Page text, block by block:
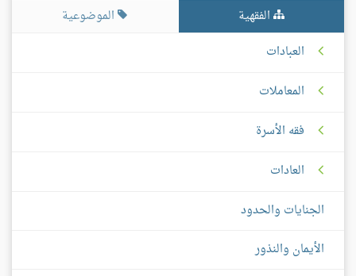
الفقهية
الموضوعية
العبادات
المعاملات
فقه الأسرة
العادات
الجنايات والحدود
الأيمان والنذور